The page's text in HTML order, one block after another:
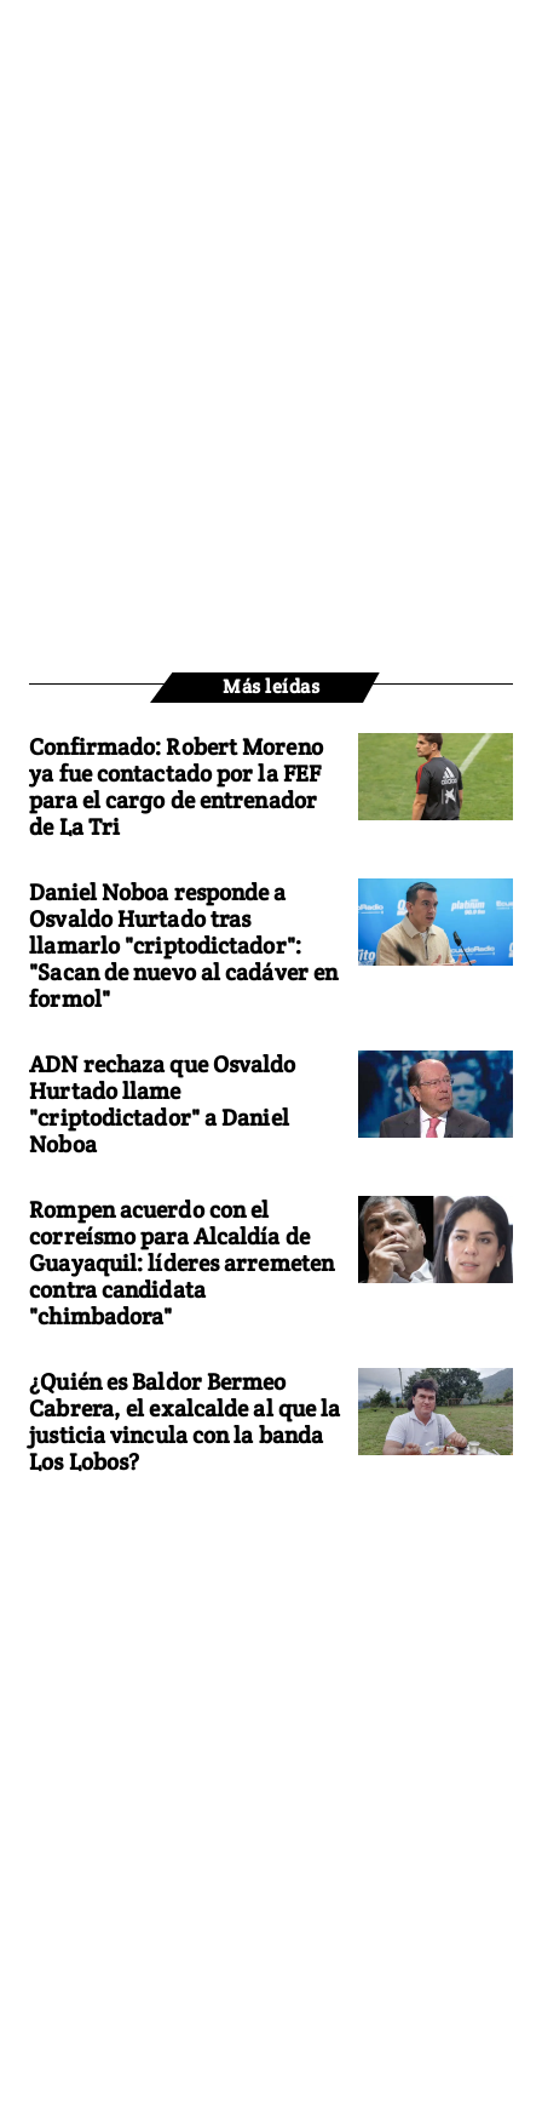
Más leídas
Confirmado: Robert Moreno
ya fue contactado por la FEF
para el cargo de entrenador
de La Tri
Daniel Noboa responde a
Osvaldo Hurtado tras
llamarlo "criptodictador":
"Sacan de nuevo al cadáver en
formol"
ADN rechaza que Osvaldo
Hurtado llame
"criptodictador" a Daniel
Noboa
Rompen acuerdo con el
correísmo para Alcaldía de
Guayaquil: líderes arremeten
contra candidata
"chimbadora"
¿Quién es Baldor Bermeo
Cabrera, el exalcalde al que la
justicia vincula con la banda
Los Lobos?